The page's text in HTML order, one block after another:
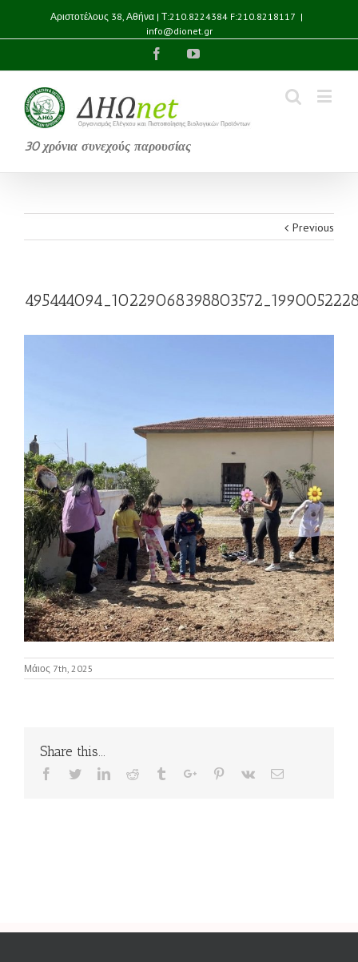
Αριστοτέλους 38, Αθήνα | Τ:210.8224384 F:210.8218117 |
info@dionet.gr
FacebookYouTube
30 χρόνια συνεχούς παρουσίας
Previous
Μάιος 7th, 2025
Share this...
Facebook
TwitterLinkedinReddit TumblrGoogle+Pinterest
Vk Email